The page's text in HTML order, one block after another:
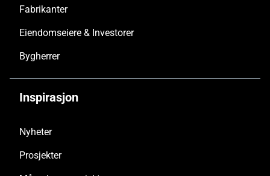
Fabrikanter
Eiendoms­eiere & Investorer
Bygherrer
Inspirasjon
Nyheter
Prosjekter